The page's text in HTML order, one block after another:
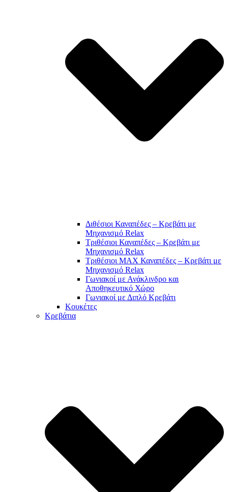
Διθέσιοι Καναπέδες – Κρεβάτι με
Μηχανισμό Relax
Τριθέσιοι Καναπέδες – Κρεβάτι με
Μηχανισμό Relax
Τριθέσιοι MAX Καναπέδες – Κρεβάτι με
Μηχανισμό Relax
Γωνιακοί με Ανάκλινδρο και
Αποθηκευτικό Χώρο
Γωνιακοί με Διπλό Κρεβάτι
Κουκέτες
Κρεβάτια